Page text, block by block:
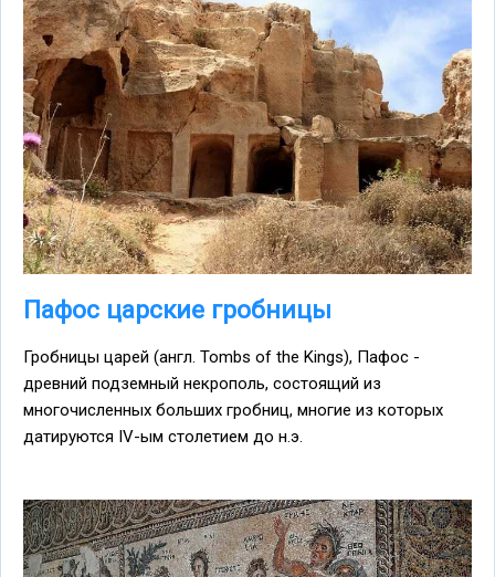
Пафос царские гробницы
Гробницы царей (англ. Tombs of the Kings), Пафос -
древний подземный некрополь, состоящий из
многочисленных больших гробниц, многие из которых
датируются IV-ым столетием до н.э.